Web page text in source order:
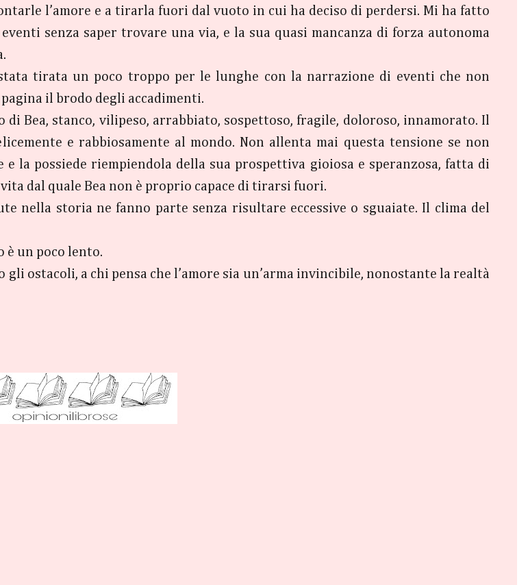
l’amore e a tirarla fuori dal vuoto in cui ha deciso di perdersi. Mi ha fatto
senza saper trovare una via, e la sua quasi mancanza di forza autonoma
tirata un poco troppo per le lunghe con la narrazione di eventi che non
il brodo degli accadimenti.
Bea, stanco, vilipeso, arrabbiato, sospettoso, fragile, doloroso, innamorato. Il
e rabbiosamente al mondo. Non allenta mai questa tensione se non
la possiede riempiendola della sua prospettiva gioiosa e speranzosa, fatta di
dal quale Bea non è proprio capace di tirarsi fuori.
nella storia ne fanno parte senza risultare eccessive o sguaiate. Il clima del
un poco lento.
gli ostacoli, a chi pensa che l’amore sia un’arma invincibile, nonostante la realtà